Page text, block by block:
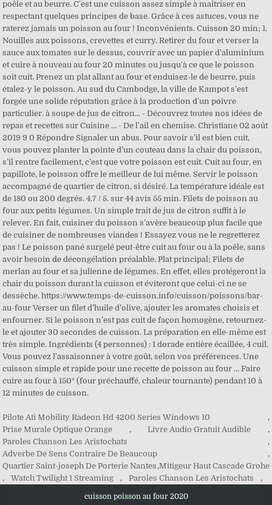
Pilote Ati Mobility Radeon Hd 4200 Series Windows 10
,
Prise Murale Optique Orange
, Livre Audio Gratuit Audible
,
Paroles Chanson Les Aristochats
,
Adverbe De Sens Contraire De Beaucoup
,
Quartier Saint-joseph De Porterie Nantes ,Mitigeur Haut Cascade Grohe
,
Watch Twilight 1 Streaming , Paroles Chanson Les Aristochats ,
cuisson poisson au four 2020